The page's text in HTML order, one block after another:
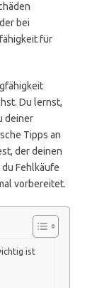
bei
für
Du lernst,
deiner
Tipps an
der deinen
Fehlkäufe
vorbereitet.
ist